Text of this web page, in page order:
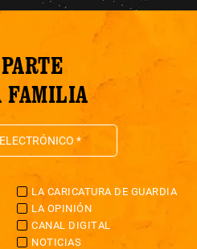
FAMILIA
LA CARICATURA DE GUARDIA
LA OPINIÓN
CANAL DIGITAL
NOTICIAS